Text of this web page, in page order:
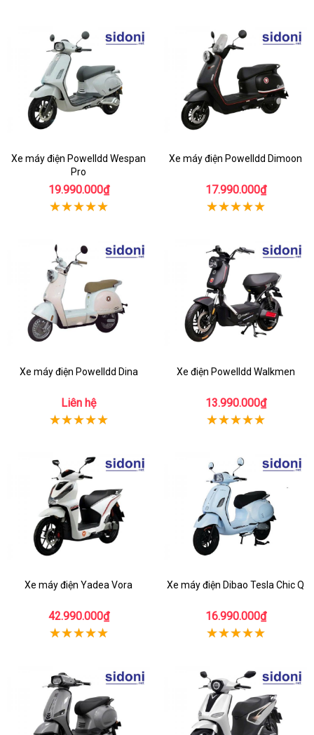
Xe máy điện Powelldd Wespan
Pro
19.990.000₫
Xe máy điện Powelldd Dimoon
17.990.000₫
Xe máy điện Powelldd Dina
Liên hệ
Xe điện Powelldd Walkmen
13.990.000₫
Xe máy điện Yadea Vora
42.990.000₫
Xe máy điện Dibao Tesla Chic Q
16.990.000₫